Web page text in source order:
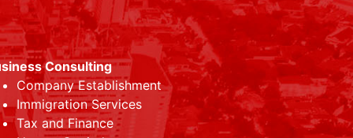
Consulting
Company Establishment
Immigration Services
Tax and Finance